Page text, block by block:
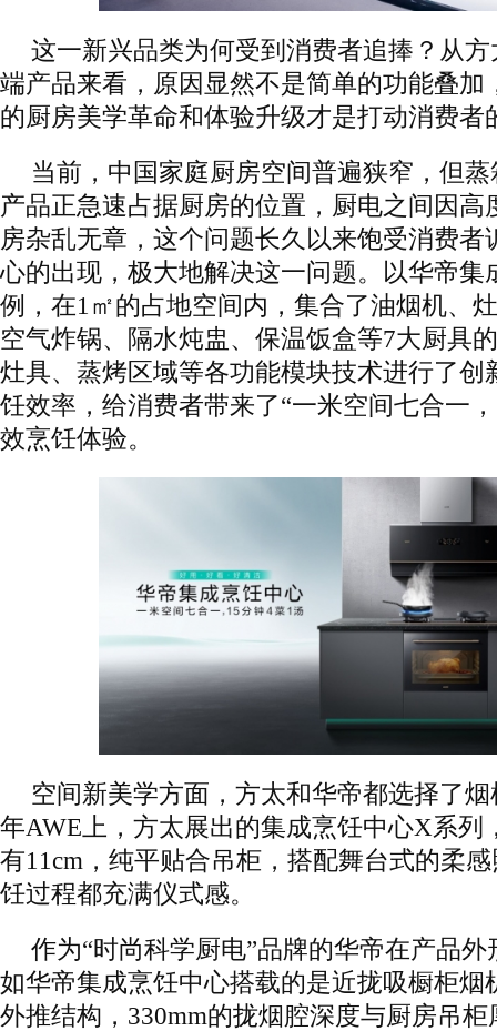
这一新兴品类为何受到消费者追捧？从
端产品来看，原因显然不是简单的功能叠加
的厨房美学革命和体验升级才是打动消费者
当前，中国家庭厨房空间普遍狭窄，但
产品正急速占据厨房的位置，厨电之间因高
房杂乱无章，这个问题长久以来饱受消费者
心的出现，极大地解决这一问题。以华帝集
例，在1㎡的占地空间内，集合了油烟机、
空气炸锅、隔水炖盅、保温饭盒等7大厨具
灶具、蒸烤区域等各功能模块技术进行了创
饪效率，给消费者带来了“一米空间七合一
效烹饪体验。
空间新美学方面，方太和华帝都选择了
年AWE上，方太展出的集成烹饪中心X系列
有11cm，纯平贴合吊柜，搭配舞台式的柔
饪过程都充满仪式感。
作为“时尚科学厨电”品牌的华帝在产品
如华帝集成烹饪中心搭载的是近拢吸橱柜烟
外推结构，330mm的拢烟腔深度与厨房吊柜